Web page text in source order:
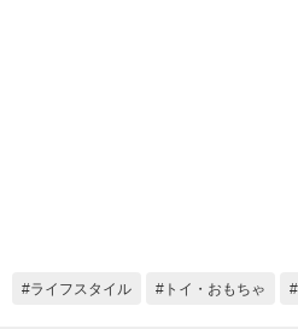
ライフスタイル トイ・おもちゃ